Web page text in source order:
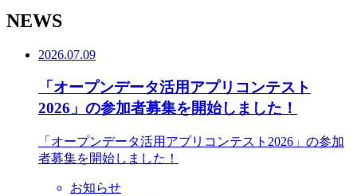
NEWS
2026.07.09
「オープンデータ活用アプリコンテスト
2026」の参加者募集を開始しました！
「オープンデータ活用アプリコンテスト2026」の参加
者募集を開始しました！
お知らせ